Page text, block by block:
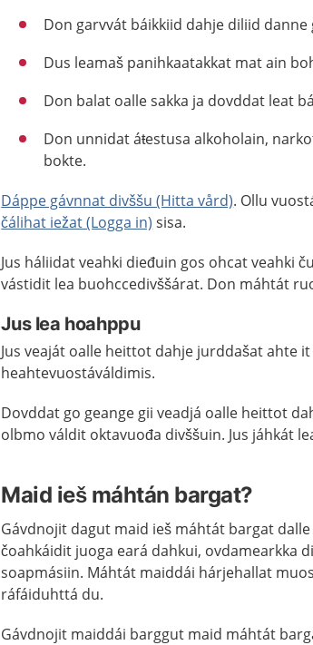
Don garvvát báikkiid dahje diliid danne
Dus leamaš panihkaatakkat mat ain
Don balat oalle sakka ja dovddat leat
Don unnidat áŧestusa alkoholain,
bokte.
Dáppe gávnnat divššu (Hitta vård). Ollu
čálihat iežat (Logga in) sisa.
Jus háliidat veahki dieđuin gos ohcat veahki
vástidit lea buohccedivššárat. Don máhtát
Jus lea hoahppu
Jus veaját oalle heittot dahje jurddašat ahte
heahtevuostáváldimis.
Dovddat go geange gii veadjá oalle heittot
olbmo váldit oktavuođa divššuin. Jus jáhkát
Maid ieš máhtán bargat?
Gávdnojit dagut maid ieš máhtát bargat
čoahkáidit juoga eará dahkui, ovdamearkka
soapmásiin. Máhtát maiddái hárjehallat
ráfáiduhttá du.
Gávdnojit maiddái barggut maid máhtát